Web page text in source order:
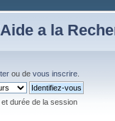
a la
ou de vous inscrire
durée de la session